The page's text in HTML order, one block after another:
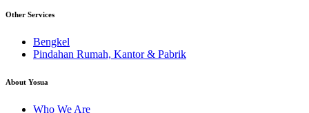
Other Services
Bengkel
Pindahan Rumah, Kantor & Pabrik
About Yosua
Who We Are